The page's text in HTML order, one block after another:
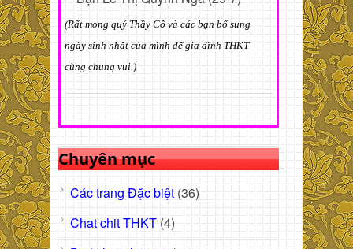
(Rất mong quý Thầy Cô và các bạn bổ sung
ngày sinh nhật của mình để gia đình THKT
cùng chung vui.)
Chuyên mục
Các trang Đặc biệt (36)
Chat chit THKT (4)